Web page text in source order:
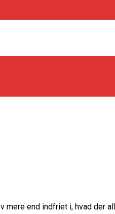
end indfriet i, hvad der